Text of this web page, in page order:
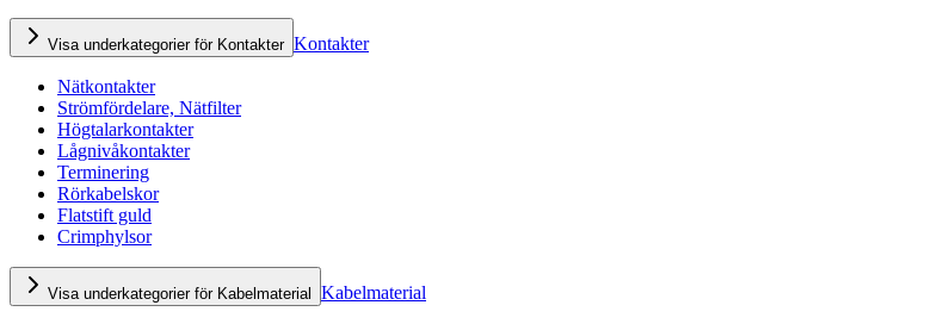
Visa underkategorier för Kontakter Kontakter
Nätkontakter
Strömfördelare, Nätfilter
Högtalarkontakter
Lågnivåkontakter
Terminering
Rörkabelskor
Flatstift guld
Crimphylsor
Visa underkategorier för Kabelmaterial Kabelmaterial